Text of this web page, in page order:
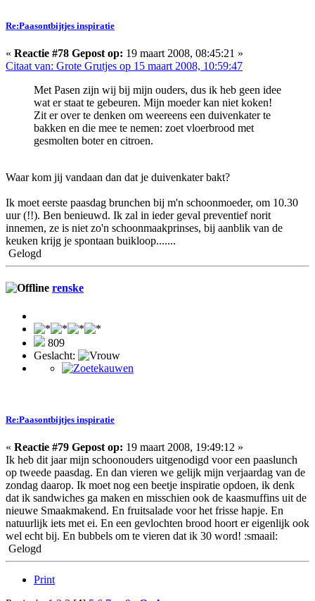
Re:Paasontbijtjes inspiratie
« Reactie #78 Gepost op: 19 maart 2008, 08:45:21 »
Citaat van: Grote Grutjes op 15 maart 2008, 10:59:47
Met Pasen zijn wij bij mijn ouders, dus ik heb geen idee
wat er staat te gebeuren. Mijn moeder kan niet koken!
Zit er over te denken om weereens een duivenkater te
bakken en die mee te nemen: zoet vloerbrood met
gesmolten boter en citroen.
Waar kom jij vandaan dan dat je duivenkater bakt?
Ik moet eerste paasdag brunchen bij m'n schoonmoeder, om 10.30
uur (!!). Ben benieuwd. Ik zal in ieder geval preventief norit
innemen, ze is niet zo'n schoonmaakprinses, bij aanblik van de
keuken krijg je spontaan buikloop.......
Gelogd
renske
809
Geslacht:
Re:Paasontbijtjes inspiratie
« Reactie #79 Gepost op: 19 maart 2008, 19:49:12 »
Ik heb dit jaar mijn schoonouders uitgenodigd voor een paaslunch
op tweede paasdag. En dan vieren we gelijk mijn verjaardag van de
zondag daarop. Ik moet nog een beetje inspiratie opdoen, ik denk
dat ik sandwiches ga maken en misschien ook de kaasmuffins uit de
nieuwe Smaakmakend. En fruitsalade voor het frisse hapje. En
natuurlijk iets met ei. En een gevlochten brood hoort er eigenlijk ook
wel echt bij. En bubbels om te vieren dat ik 30 word! :smaail:
Gelogd
Print